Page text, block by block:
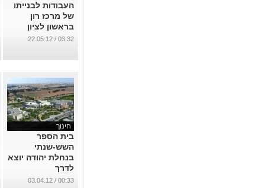
העבודות לבנייתו
של מרכז רון
בראשון לציון
...
03:32 / 22.05.12
חינוך
בית הספר
השש-שנתי
בנחלת יהודה יוצא
לדרך
...
00:33 / 03.04.12